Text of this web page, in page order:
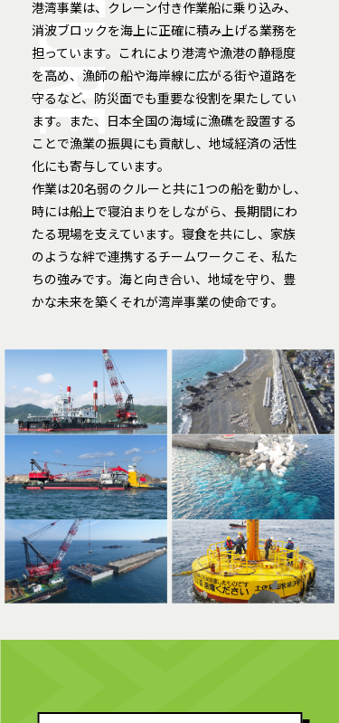
港湾事業は、クレーン付き作業船に乗り込み、
消波ブロックを海上に正確に積み上げる業務を
担っています。これにより港湾や漁港の静穏度
を高め、漁師の船や海岸線に広がる街や道路を
守るなど、防災面でも重要な役割を果たしてい
ます。また、日本全国の海域に漁礁を設置する
ことで漁業の振興にも貢献し、地域経済の活性
化にも寄与しています。
作業は20名弱のクルーと共に1つの船を動かし、
時には船上で寝泊まりをしながら、長期間にわ
たる現場を支えています。寝食を共にし、家族
のような絆で連携するチームワークこそ、私た
ちの強みです。海と向き合い、地域を守り、豊
かな未来を築く――それが湾岸事業の使命です。